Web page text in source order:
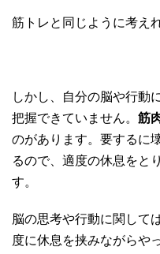
筋トレと同じように考え
しかし、自分の脳や行動
把握できていません。 筋
のがあります。要するに
るので、適度の休息をと
す。
脳の思考や行動に関して
度に休息を挟みながらや